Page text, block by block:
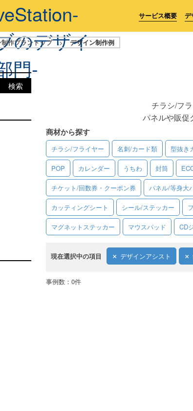
サービス概要 デ
作プラントップ > デザイン制作例
チラシ/フ
パネルや販促
商材から探す
チラシ/フライヤー 名刺/カード類 型抜き
POP カレンダー うちわ 封筒
チケット/回数券・クーポン券 パネル/等身大
カッティングシート シール/ステッカー
マグネットステッカー マウスパッド CD
現在選択中の項目 デザインアシスト
検索
事例数：0件